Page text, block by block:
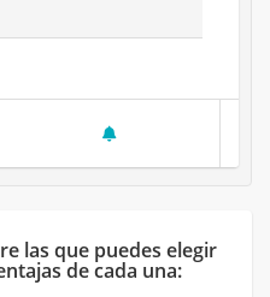
las que puedes elegir
de cada una: